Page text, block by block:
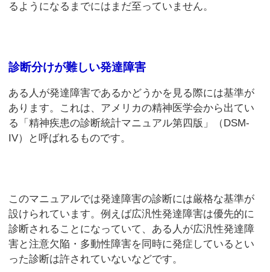
るようになるまでにはまだ至っていません。
診断分けが難しい発達障害
ある人が発達障害であるかどうかを見る際には基準が
あります。これは、アメリカの精神医学会から出てい
る「精神疾患の診断統計マニュアル第四版」（DSM-
IV）と呼ばれるものです。
このマニュアルでは発達障害の診断には厳格な基準が
設けられています。例えば広汎性発達障害は優先的に
診断されることになっていて、ある人が広汎性発達障
害と注意欠陥・多動性障害を同時に発症しているとい
った診断は許されていないなどです。